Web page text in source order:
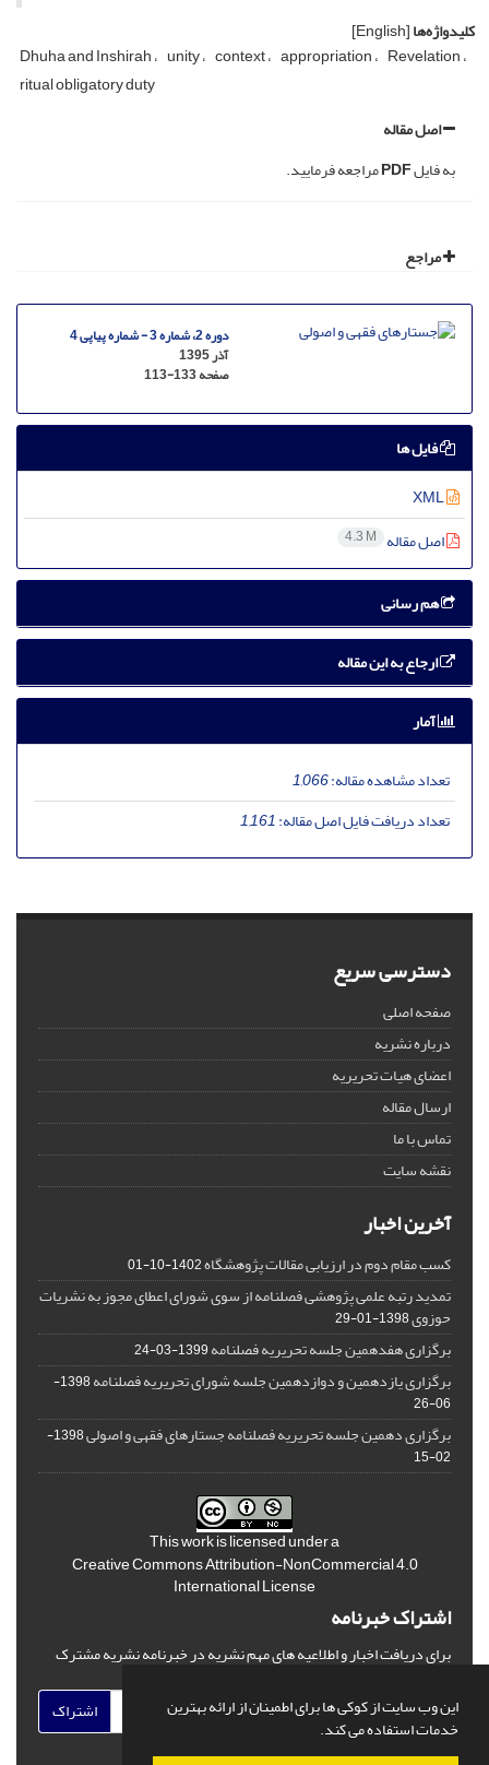
این وب سایت از کوکی ها برای اطمینان از ارائه بهترین
خدمات استفاده می کند.
کلیدواژه‌ها[English]
Dhuha and Inshirah unity context appropriation Revelation
ritual obligatory duty
اصل مقاله
به فایلPDFمراجعه فرمایید.
مراجع
دوره 2، شماره 3 - شماره پیاپی 4
آذر 1395
صفحه113-133
فایل ها
اصل مقاله 4.3 M
هم رسانی
ارجاع به این مقاله
آمار
تعداد مشاهده مقاله:1,066
تعداد دریافت فایل اصل مقاله:1,161
دسترسی سریع
صفحه اصلی
درباره نشریه
اعضای هیات تحریریه
ارسال مقاله
تماس با ما
نقشه سایت
آخرین اخبار
کسب مقام دوم در ارزیابی مقالات پژوهشگاه1402-10-01
تمدید رتبه علمی پژوهشی فصلنامه از سوی شورای اعطای مجوز به نشریات
حوزوی1398-01-29
برگزاری هفدهمین جلسه تحریریه فصلنامه1399-03-24
برگزاری یازدهمین و دوازدهمین جلسه شورای تحریریه فصلنامه
1398-
06-26
برگزاری دهمین جلسه تحریریه فصلنامه جستارهای فقهی و اصولی
1398-
02-15
This work is licensed under a
Creative Commons Attribution-NonCommercial 4.0
International License
اشتراک خبرنامه
برای دریافت اخبار و اطلاعیه های مهم نشریه در خبرنامه نشریه مشترک
اشتراک